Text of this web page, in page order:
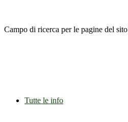
Campo di ricerca per le pagine del sito
Tutte le info